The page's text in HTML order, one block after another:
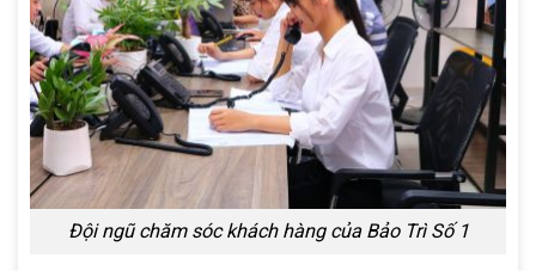
Đội ngũ chăm sóc khách hàng của Bảo Trì Số 1